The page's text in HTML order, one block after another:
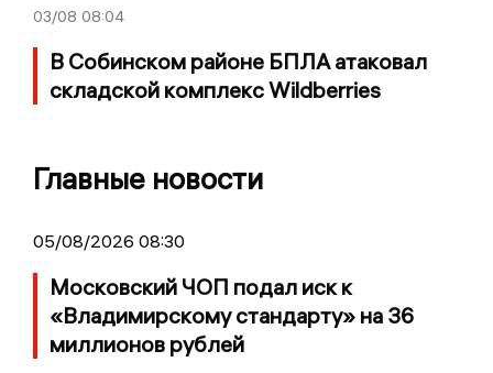
03/08 08:04
В Собинском районе БПЛА атаковал
складской комплекс Wildberries
Главные новости
05/08/2026 08:30
Московский ЧОП подал иск к
«Владимирскому стандарту» на 36
миллионов рублей